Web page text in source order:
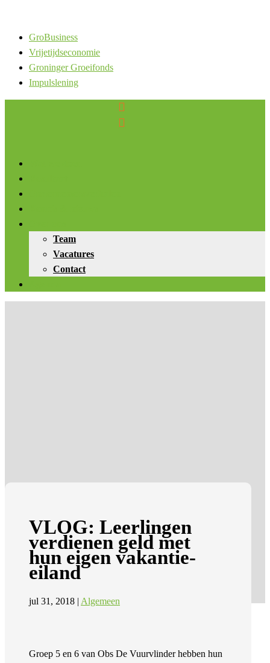
GroBusiness
Vrijetijdseconomie
Groninger Groeifonds
Impulslening


Team
Vacatures
Contact
VLOG: Leerlingen
verdienen geld met
hun eigen vakantie-
eiland
jul 31, 2018 | Algemeen
Groep 5 en 6 van Obs De Vuurvlinder hebben hun